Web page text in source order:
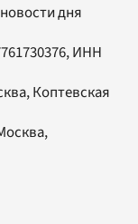
дня
ИНН
Коптевская
,